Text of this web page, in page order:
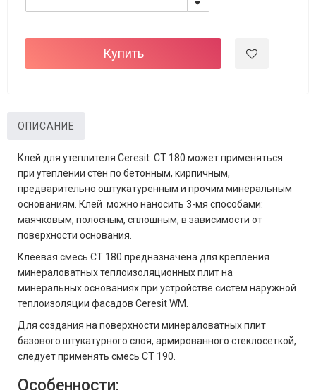
Купить
ОПИСАНИЕ
Клей для утеплителя Ceresit CT 180 может применяться
при утеплении стен по бетонным, кирпичным,
предварительно оштукатуренным и прочим минеральным
основаниям. Клей можно наносить 3-мя способами:
маячковым, полосным, сплошным, в зависимости от
поверхности основания.
Клеевая смесь CT 180 предназначена для крепления
минераловатных теплоизоляционных плит на
минеральных основаниях при устройстве систем наружной
теплоизоляции фасадов Ceresit WM.
Для создания на поверхности минераловатных плит
базового штукатурного слоя, армированного стеклосеткой,
следует применять смесь CT 190.
Особенности: